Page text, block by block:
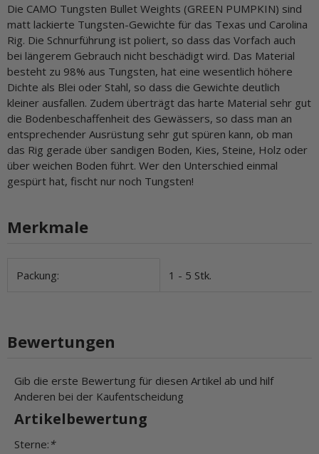
Die CAMO Tungsten Bullet Weights (GREEN PUMPKIN) sind
matt lackierte Tungsten-Gewichte für das Texas und Carolina
Rig. Die Schnurführung ist poliert, so dass das Vorfach auch
bei längerem Gebrauch nicht beschädigt wird. Das Material
besteht zu 98% aus Tungsten, hat eine wesentlich höhere
Dichte als Blei oder Stahl, so dass die Gewichte deutlich
kleiner ausfallen. Zudem überträgt das harte Material sehr gut
die Bodenbeschaffenheit des Gewässers, so dass man an
entsprechender Ausrüstung sehr gut spüren kann, ob man
das Rig gerade über sandigen Boden, Kies, Steine, Holz oder
über weichen Boden führt. Wer den Unterschied einmal
gespürt hat, fischt nur noch Tungsten!
Merkmale
Produkteigenschaft
Wert
Packung: 1 - 5 Stk.
Bewertungen
Gib die erste Bewertung für diesen Artikel ab und hilf
Anderen bei der Kaufentscheidung
Artikelbewertung
Sterne: *